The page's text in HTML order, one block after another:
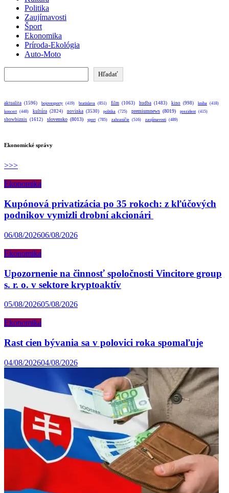
Politika
Zaujímavosti
Šport
Ekonomika
Príroda-Ekológia
Auto-Moto
Hľadať
aktualita (1596) bojovesporty (419) bratislava (851) film (1063) hudba (1483) kino (998) kniha
(418)
koncert (448) kultúra (2824) novinka (3530) politika (725) premiumnews (8019) prezident (415)
showbiznis (1612) slovensko (8013) sport (785) zahraničie (516) zaujímavosti (489)
Ekonomické správy
>>>
Ekonomika
Kupónová privatizácia po 35 rokoch: z kľúčových
podnikov vymizli drobní akcionári
06/08/202606/08/2026
Ekonomika
Upozornenie na činnosť spoločnosti Vincitore group
s. r. o. v sektore kryptoaktív
05/08/202605/08/2026
Ekonomika
Rast cien bývania sa v polovici roka spomaľuje
04/08/202604/08/2026